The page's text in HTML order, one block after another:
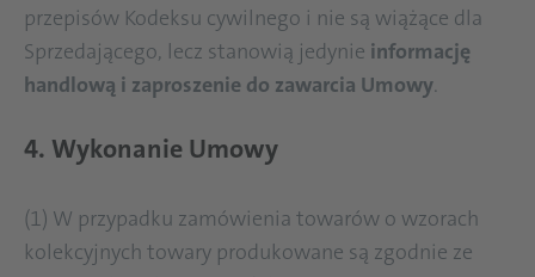
przepisów Kodeksu cywilnego i nie są wiążące dla
Sprzedającego, lecz stanowią jedynie informację
handlową i zaproszenie do zawarcia Umowy.
4. Wykonanie Umowy
(1) W przypadku zamówienia towarów o wzorach
kolekcyjnych towary produkowane są zgodnie ze